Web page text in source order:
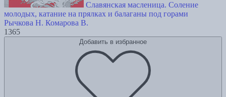
Славянская масленица. Соление
молодых, катание на прялках и балаганы под горами
Рычкова Н. Комарова В.
1365
Добавить в избранное